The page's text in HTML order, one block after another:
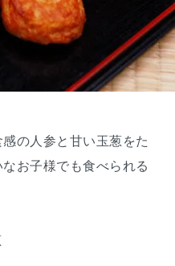
の人参と甘い玉葱をた
お子様でも食べられる